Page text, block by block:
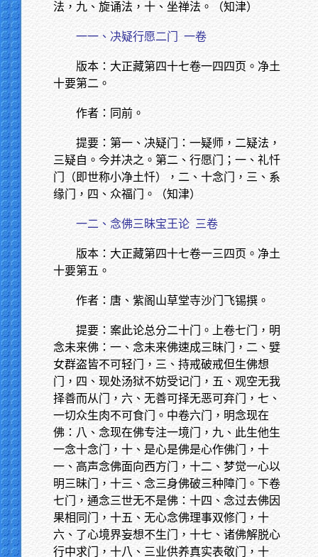
法，九、旋诵法，十、坐禅法。（知津）
一一、决疑行愿二门 一卷
版本：大正藏第四十七卷一四四页。净土
十要第二。
作者：同前。
提要：第一、决疑门：一疑师，二疑法，
三疑自。今并决之。第二、行愿门；一、礼忏
门（即世称小净土忏），二、十念门，三、系
缘门，四、众福门。（知津）
一二、念佛三昧宝王论 三卷
版本：大正藏第四十七卷一三四页。净土
十要第五。
作者：唐、紫阁山草堂寺沙门飞锡撰。
提要：案此论总分二十门。上卷七门，明
念未来佛：一、念未来佛速成三昧门，二、嬖
女群盗皆不可轻门，三、持戒破戒但生佛想
门，四、现处汤狱不妨受记门，五、观空无我
择善而从门，六、无善可择无恶可弃门，七、
一切众生肉不可食门。中卷六门，明念现在
佛：八、念现在佛专注一境门，九、此生他生
一念十念门，十、是心是佛是心作佛门，十
一、高声念佛面向西方门，十二、梦觉一心以
明三昧门，十三、念三身佛破三种障门。下卷
七门，通念三世无不是佛：十四、念过去佛因
果相同门，十五、无心念佛理事双修门，十
六、了心境界妄想不生门，十七、诸佛解脱心
行中求门，十八、三业供养真实表敬门，十